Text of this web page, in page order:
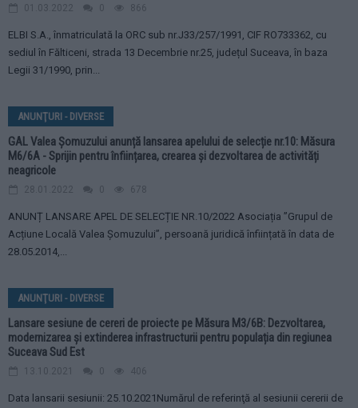
01.03.2022 0 866
ELBI S.A., înmatriculată la ORC sub nr.J33/257/1991, CIF RO733362, cu
sediul în Fălticeni, strada 13 Decembrie nr.25, județul Suceava, în baza
Legii 31/1990, prin...
ANUNŢURI - DIVERSE
GAL Valea Șomuzului anunță lansarea apelului de selecție nr.10: Măsura
M6/6A - Sprijin pentru înființarea, crearea și dezvoltarea de activități
neagricole
28.01.2022 0 678
ANUNȚ LANSARE APEL DE SELECȚIE NR.10/2022 Asociația ”Grupul de
Acțiune Locală Valea Șomuzului”, persoană juridică înființată în data de
28.05.2014,...
ANUNŢURI - DIVERSE
Lansare sesiune de cereri de proiecte pe Măsura M3/6B: Dezvoltarea,
modernizarea și extinderea infrastructurii pentru populația din regiunea
Suceava Sud Est
13.10.2021 0 406
Data lansarii sesiunii: 25.10.2021Numărul de referinţă al sesiunii cererii de